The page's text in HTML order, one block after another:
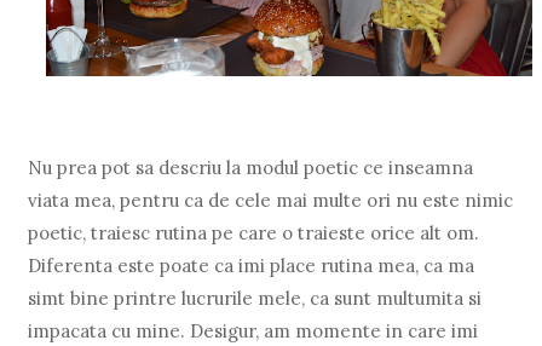
Nu prea pot sa descriu la modul poetic ce inseamna
viata mea, pentru ca de cele mai multe ori nu este nimic
poetic, traiesc rutina pe care o traieste orice alt om.
Diferenta este poate ca imi place rutina mea, ca ma
simt bine printre lucrurile mele, ca sunt multumita si
impacata cu mine. Desigur, am momente in care imi